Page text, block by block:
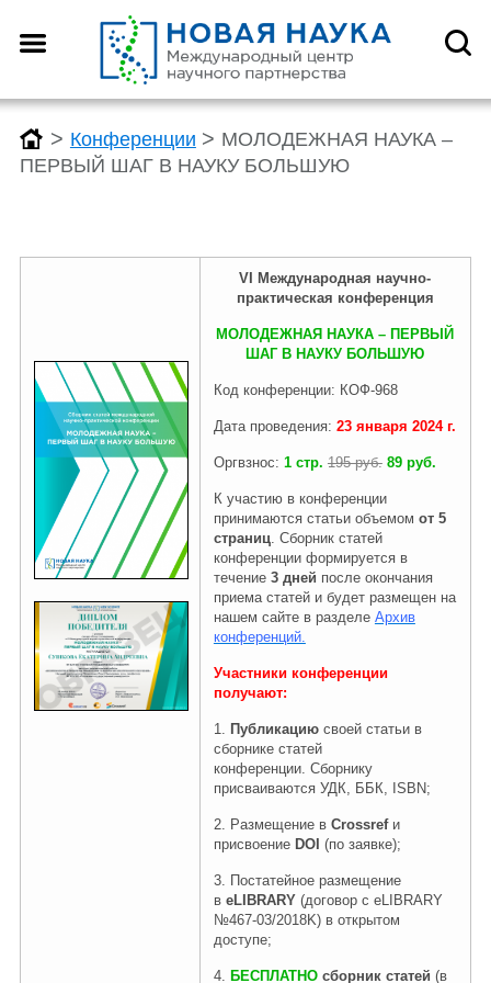
Назад
О центре
Как оформить научную
Отзывы
Редколлегия
Правовая информация
Назад
Конференции
Заявка (регистрация) на
Архив конференций 2026
2025-2019
Назад
Монографии
Архив монографий 2026
2025-2019
Назад
Конкурсы
Заявка (регистрация) на
Архив конкурсов 2026
2025-2019
> Конференции > МОЛОДЕЖНАЯ НАУКА –
ПЕРВЫЙ ШАГ В НАУКУ БОЛЬШУЮ
VI Международная научно-
практическая конференция
МОЛОДЕЖНАЯ НАУКА – ПЕРВЫЙ
ШАГ В НАУКУ БОЛЬШУЮ
Код конференции: КОФ-968
Дата проведения: 23 января 2024г.
Оргвзнос: 1 стр. 195 руб. 89 руб.
К участию в конференции
принимаются статьи объемом от 5
страниц. Сборник статей
конференции формируется в
течение3 дней после окончания
приема статей и будет размещен на
нашем сайте в разделе Архив
конференций.
Участники конференции
получают:
1. Публикациюсвоей статьи в
сборнике статей
конференции. Сборнику
присваиваются УДК, ББК, ISBN;
2. Размещение в Crossref и
присвоение DOI (по заявке);
3. Постатейное размещение
в eLIBRARY (договор с eLIBRARY
№467-03/2018K) в открытом
доступе;
4. БЕСПЛАТНО сборник статей (в